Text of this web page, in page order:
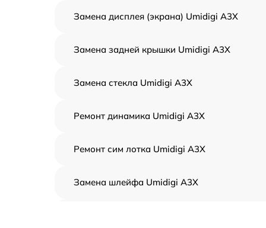
Замена дисплея (экрана) Umidigi A3X
Замена задней крышки Umidigi A3X
Замена стекла Umidigi A3X
Ремонт динамика Umidigi A3X
Ремонт сим лотка Umidigi A3X
Замена шлейфа Umidigi A3X